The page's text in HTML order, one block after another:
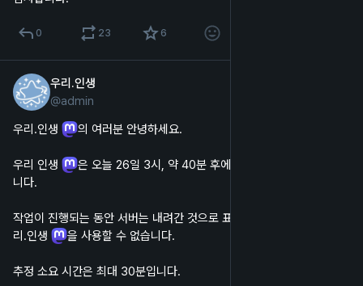
0 23 6
우리.인생
@admin
우리.인생
의 여러분 안녕하세요.
우리 인생
은 오늘 26일 3시, 약 40분 후에 서버 업데이트를 진행합
니다.
작업이 진행되는 동안 서버는 내려간 것으로 표시되며, 웹 및 앱에서 우
리.인생
을 사용할 수 없습니다.
추정 소요 시간은 최대 30분입니다.